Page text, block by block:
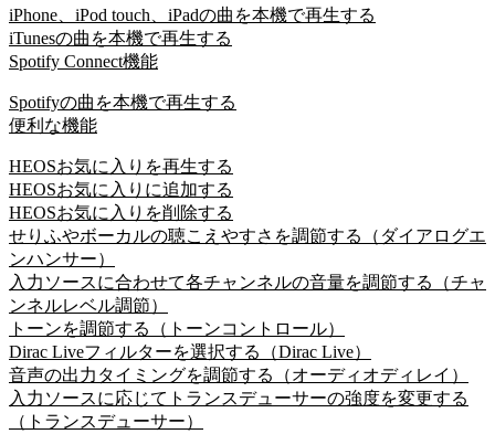
iPhone、iPod touch、iPadの曲を本機で再生する
iTunesの曲を本機で再生する
Spotify Connect機能
Spotifyの曲を本機で再生する
便利な機能
HEOSお気に入りを再生する
HEOSお気に入りに追加する
HEOSお気に入りを削除する
せりふやボーカルの聴こえやすさを調節する（ダイアログエ
ンハンサー）
入力ソースに合わせて各チャンネルの音量を調節する（チャ
ンネルレベル調節）
トーンを調節する（トーンコントロール）
Dirac Liveフィルターを選択する（Dirac Live）
音声の出力タイミングを調節する（オーディオディレイ）
入力ソースに応じてトランスデューサーの強度を変更する
（トランスデューサー）